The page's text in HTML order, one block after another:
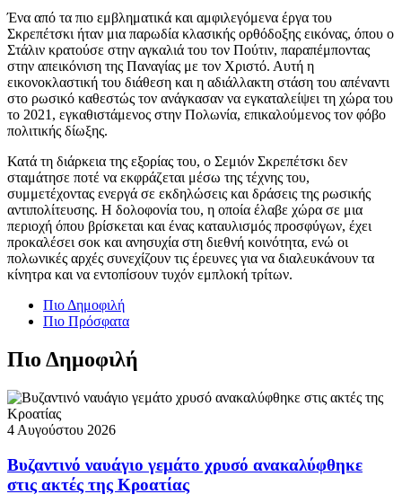
Ένα από τα πιο εμβληματικά και αμφιλεγόμενα έργα του
Σκρεπέτσκι ήταν μια παρωδία κλασικής ορθόδοξης εικόνας, όπου ο
Στάλιν κρατούσε στην αγκαλιά του τον Πούτιν, παραπέμποντας
στην απεικόνιση της Παναγίας με τον Χριστό. Αυτή η
εικονοκλαστική του διάθεση και η αδιάλλακτη στάση του απέναντι
στο ρωσικό καθεστώς τον ανάγκασαν να εγκαταλείψει τη χώρα του
το 2021, εγκαθιστάμενος στην Πολωνία, επικαλούμενος τον φόβο
πολιτικής δίωξης.
Κατά τη διάρκεια της εξορίας του, ο Σεμιόν Σκρεπέτσκι δεν
σταμάτησε ποτέ να εκφράζεται μέσω της τέχνης του,
συμμετέχοντας ενεργά σε εκδηλώσεις και δράσεις της ρωσικής
αντιπολίτευσης. Η δολοφονία του, η οποία έλαβε χώρα σε μια
περιοχή όπου βρίσκεται και ένας καταυλισμός προσφύγων, έχει
προκαλέσει σοκ και ανησυχία στη διεθνή κοινότητα, ενώ οι
πολωνικές αρχές συνεχίζουν τις έρευνες για να διαλευκάνουν τα
κίνητρα και να εντοπίσουν τυχόν εμπλοκή τρίτων.
Πιο Δημοφιλή
Πιο Πρόσφατα
Πιο Δημοφιλή
4 Αυγούστου 2026
Βυζαντινό ναυάγιο γεμάτο χρυσό ανακαλύφθηκε
στις ακτές της Κροατίας